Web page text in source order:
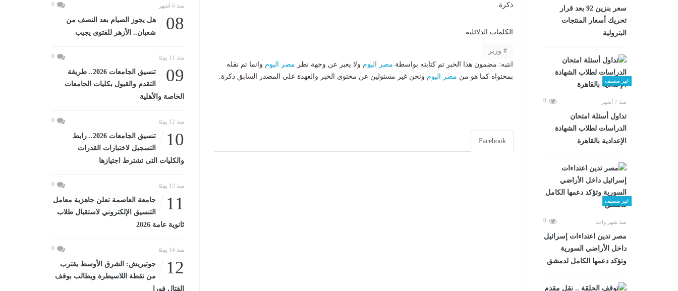
سعر بنزين 92 بعد قرار
تحريك أسعار المنتجات
البترولية
غير مصنف
منذ 7 أشهر 0
تداول أسئلة امتحان
الدراسات لطلاب الشهادة
الإعدادية بالقاهرة
غير مصنف
منذ شهر واحد 0
مصر تدين اعتداءات إسرائيل
داخل الأراضي السورية
وتؤكد دعمها الكامل لدمشق
ذكرة.
الكلمات الدلائليه
وزير
انتبه: مضمون هذا الخبر تم كتابته بواسطة مصر اليوم ولا يعبر عن وجهة نظر مصر اليوم وانما تم نقله
بمحتواه كما هو من مصر اليوم ونحن غير مسئولين عن محتوى الخبر والعهدة علي المصدر السابق ذكرة.
Facebook
منذ 6 أشهر 0
08
هل يجوز الصيام بعد النصف من
شعبان.. الأزهر للفتوى يجيب
منذ 11 يومًا 0
09
تنسيق الجامعات 2026.. طريقة
التقدم والقبول بكليات الجامعات
الخاصة والأهلية
منذ 12 يومًا 0
10
تنسيق الجامعات 2026.. رابط
التسجيل لاختبارات القدرات
والكليات التى تشترط اجتيازها
منذ 13 يومًا 0
11
جامعة العاصمة تعلن جاهزية معامل
التنسيق الإلكتروني لاستقبال طلاب
ثانوية عامة 2026
منذ 14 يومًا 0
12
جوتيريش: الشرق الأوسط يقترب
من نقطة اللاسيطرة ويطالب بوقف
القتال فورا